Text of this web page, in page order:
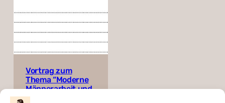
Vortrag zum
Thema “Moderne
Männerarbeit und
Druiden”